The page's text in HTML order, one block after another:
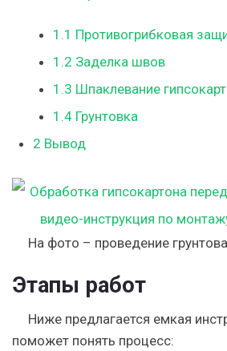
1.1 Противогрибковая
1.2 Заделка швов
1.3 Шпаклевание
1.4 Грунтовка
2 Вывод
На фото – проведение
Этапы работ
Ниже предлагается емкая
поможет понять процесс: